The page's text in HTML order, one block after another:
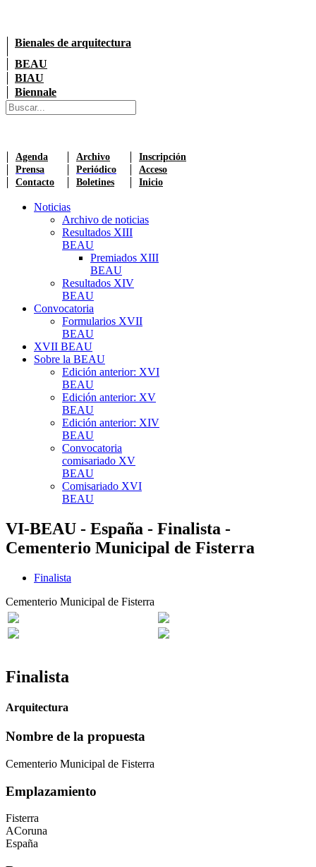
Bienales de arquitectura
BEAU
BIAU
Biennale
Agenda Archivo
Inscripción
Prensa
Periódico
Acceso
Contacto
Boletines Inicio
Noticias
Archivo de noticias
Resultados XIII
BEAU
Premiados XIII
BEAU
Resultados XIV
BEAU
Convocatoria
Formularios XVII
BEAU
XVII BEAU
Sobre la BEAU
Edición anterior: XVI
BEAU
Edición anterior: XV
BEAU
Edición anterior: XIV
BEAU
Convocatoria
comisariado XV
BEAU
Comisariado XVI
BEAU
VI-BEAU - España - Finalista -
Cementerio Municipal de Fisterra
Finalista
Cementerio Municipal de Fisterra
Finalista
Arquitectura
Nombre de la propuesta
Cementerio Municipal de Fisterra
Emplazamiento
Fisterra
ACoruna
España